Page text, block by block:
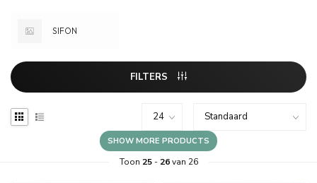
SIFON
FILTERS
SHOW MORE PRODUCTS
Toon 25- 26van 26